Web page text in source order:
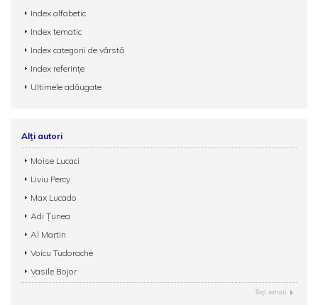
Index alfabetic
Index tematic
Index categorii de vârstă
Index referințe
Ultimele adăugate
Alți autori
Moise Lucaci
Liviu Percy
Max Lucado
Adi Țunea
Al Martin
Voicu Tudorache
Vasile Bojor
Toţi autorii